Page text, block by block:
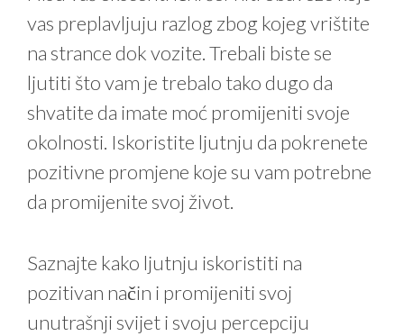
vas preplavljuju razlog zbog kojeg vrištite
na strance dok vozite. Trebali biste se
ljutiti što vam je trebalo tako dugo da
shvatite da imate moć promijeniti svoje
okolnosti. Iskoristite ljutnju da pokrenete
pozitivne promjene koje su vam potrebne
da promijenite svoj život.
Saznajte kako ljutnju iskoristiti na
pozitivan način i promijeniti svoj
unutrašnji svijet i svoju percepciju